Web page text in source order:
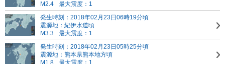
M2.4
最大震度：1
発生時刻：2018年02月23日06時19分頃
震源地：紀伊水道頃
M3.3
最大震度：1
発生時刻：2018年02月23日05時25分頃
震源地：熊本県熊本地方頃
M1.8
最大震度：1